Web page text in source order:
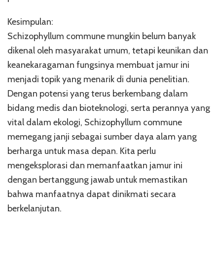
Kesimpulan:
Schizophyllum commune mungkin belum banyak
dikenal oleh masyarakat umum, tetapi keunikan dan
keanekaragaman fungsinya membuat jamur ini
menjadi topik yang menarik di dunia penelitian.
Dengan potensi yang terus berkembang dalam
bidang medis dan bioteknologi, serta perannya yang
vital dalam ekologi, Schizophyllum commune
memegang janji sebagai sumber daya alam yang
berharga untuk masa depan. Kita perlu
mengeksplorasi dan memanfaatkan jamur ini
dengan bertanggung jawab untuk memastikan
bahwa manfaatnya dapat dinikmati secara
berkelanjutan.